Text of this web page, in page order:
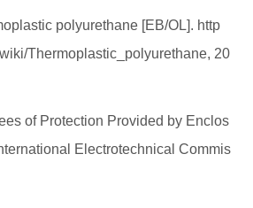
polyurethane [EB/OL]. http
Thermoplastic_polyurethane, 20
of Protection Provided by Enclos
Electrotechnical Commis